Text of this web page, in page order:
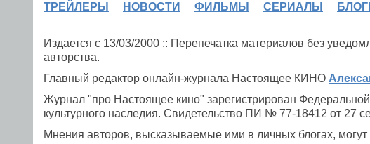
ТРЕЙЛЕРЫ НОВОСТИ ФИЛЬМЫ СЕРИАЛЫ
Издается с 13/03/2000 :: Перепечатка материалов без
авторства.
Главный редактор онлайн-журнала Настоящее КИНО
Журнал "про Настоящее кино" зарегистрирован
культурного наследия. Свидетельство ПИ № 77-18412 от 27
Мнения авторов, высказываемые ими в личных блогах,